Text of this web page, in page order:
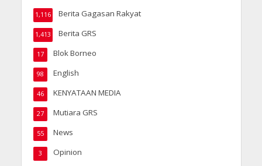
Berita Gagasan Rakyat
1,116
Berita GRS
1,413
Blok Borneo
17
English
98
KENYATAAN MEDIA
46
Mutiara GRS
27
News
55
Opinion
3